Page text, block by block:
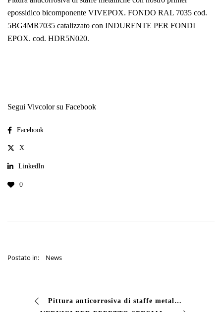
epossidico bicomponente VIVEPOX. FONDO RAL 7035 cod.
5BG4MR7035 catalizzato con INDURENTE PER FONDI
EPOX. cod. HDR5N020.
Segui Vivcolor su Facebook
Facebook
X
LinkedIn
0
Postato in: News
Pittura anticorrosiva di staffe metalliche con …